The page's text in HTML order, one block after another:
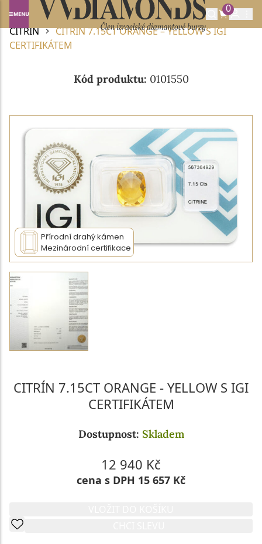
0
Domů
DRAHOKAMY A POLODRAHOKAMY
CITRÍN
CITRÍN 7.15CT ORANGE – YELLOW S IGI
CERTIFIKÁTEM
Kód produktu: 0101550
Přírodní drahý kámen
Mezinárodní certifikace
CITRÍN 7.15CT ORANGE - YELLOW S IGI
CERTIFIKÁTEM
Dostupnost: Skladem
12 940 Kč
cena s DPH 15 657 Kč